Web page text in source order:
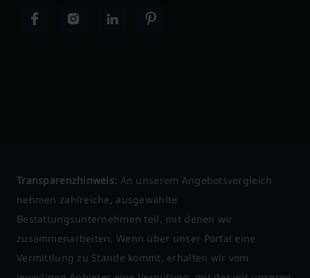
Transparenzhinweis: An unserem Angebotsvergleich
nehmen zahlreiche, ausgewählte
Bestattungsunternehmen teil, mit denen wir
zusammenarbeiten. Wenn über unser Portal eine
Vermittlung zu Stande kommt, erhalten wir vom